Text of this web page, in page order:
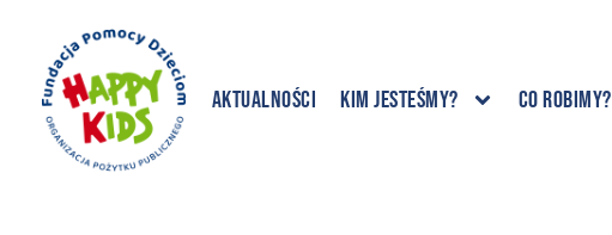
Aktualności Kim jesteśmy? Co robimy?